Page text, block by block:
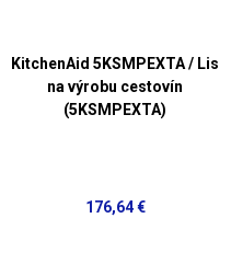
KitchenAid 5KSMPEXTA / Lis
na výrobu cestovín
(5KSMPEXTA)
176,64 €